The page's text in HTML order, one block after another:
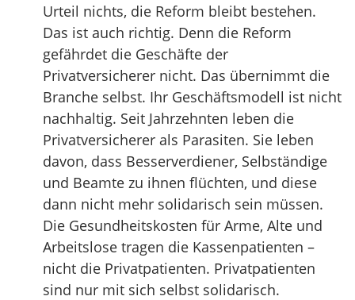
Urteil nichts, die Reform bleibt bestehen.
Das ist auch richtig. Denn die Reform
gefährdet die Geschäfte der
Privatversicherer nicht. Das übernimmt die
Branche selbst. Ihr Geschäftsmodell ist nicht
nachhaltig. Seit Jahrzehnten leben die
Privatversicherer als Parasiten. Sie leben
davon, dass Besserverdiener, Selbständige
und Beamte zu ihnen flüchten, und diese
dann nicht mehr solidarisch sein müssen.
Die Gesundheitskosten für Arme, Alte und
Arbeitslose tragen die Kassenpatienten –
nicht die Privatpatienten. Privatpatienten
sind nur mit sich selbst solidarisch.